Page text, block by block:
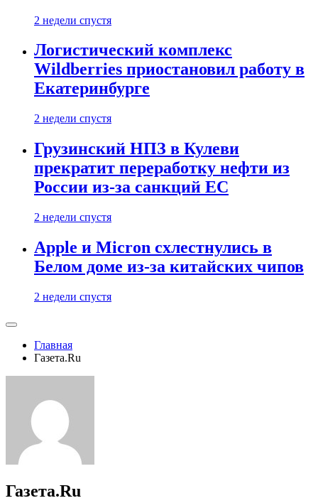
2 недели спустя
Логистический комплекс
Wildberries приостановил работу в
Екатеринбурге
2 недели спустя
Грузинский НПЗ в Кулеви
прекратит переработку нефти из
России из-за санкций ЕС
2 недели спустя
Apple и Micron схлестнулись в
Белом доме из-за китайских чипов
2 недели спустя
Главная
Газета.Ru
Газета.Ru